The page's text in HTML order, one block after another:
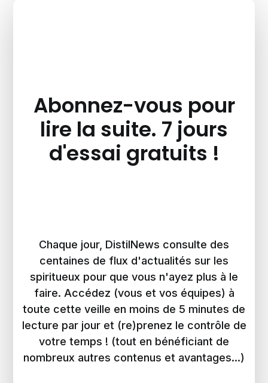
Abonnez-vous pour
lire la suite. 7 jours
d'essai gratuits !
Chaque jour, DistilNews consulte des
centaines de flux d'actualités sur les
spiritueux pour que vous n'ayez plus à le
faire. Accédez (vous et vos équipes) à
toute cette veille en moins de 5 minutes de
lecture par jour et (re)prenez le contrôle de
votre temps ! (tout en bénéficiant de
nombreux autres contenus et avantages...)